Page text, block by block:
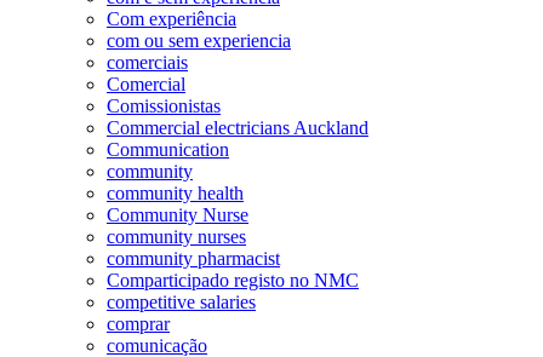
Com experiência
com ou sem experiencia
comerciais
Comercial
Comissionistas
Commercial electricians Auckland
Communication
community
community health
Community Nurse
community nurses
community pharmacist
Comparticipado registo no NMC
competitive salaries
comprar
comunicação